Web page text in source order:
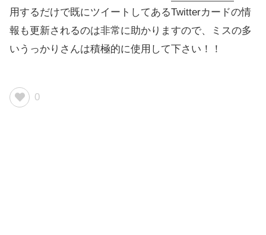
用するだけで既にツイートしてあるTwitterカードの情
報も更新されるのは非常に助かりますので、ミスの多
いうっかりさんは積極的に使用して下さい！！
0